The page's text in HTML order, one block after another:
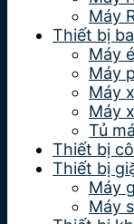
Máy
Thiết bị
Máy
Máy
Máy
Máy
Tủ
Thiết bị
Thiết bị
Máy
Máy